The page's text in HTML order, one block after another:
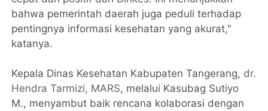
bahwa pemerintah daerah juga peduli terhadap
pentingnya informasi kesehatan yang akurat,"
katanya.
Kepala Dinas Kesehatan Kabupaten Tangerang, dr.
Hendra Tarmizi, MARS, melalui Kasubag Sutiyo
M., menyambut baik rencana kolaborasi dengan